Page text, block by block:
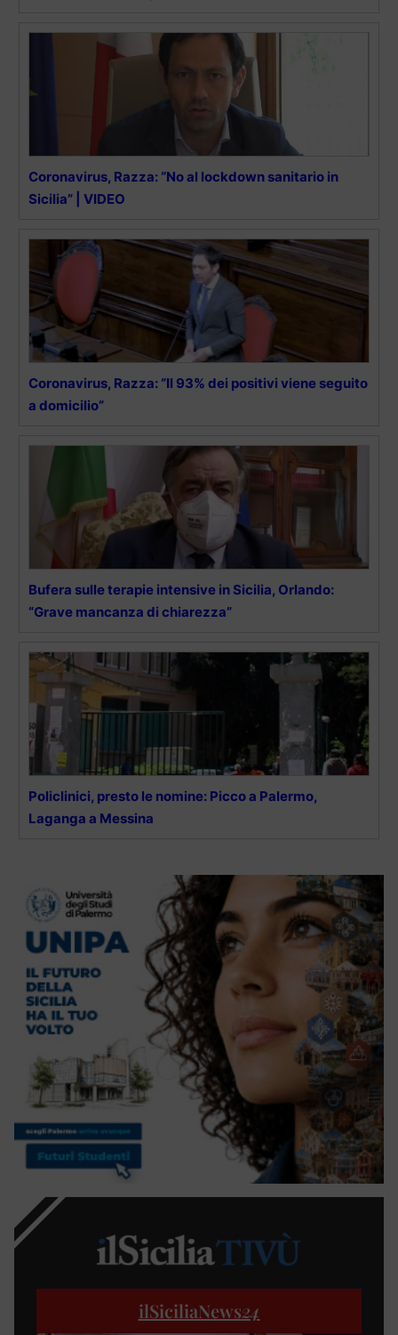
Coronavirus, Razza: “No al lockdown sanitario in
Sicilia” | VIDEO
Coronavirus, Razza: “Il 93% dei positivi viene seguito
a domicilio”
Bufera sulle terapie intensive in Sicilia, Orlando:
“Grave mancanza di chiarezza”
Policlinici, presto le nomine: Picco a Palermo,
Laganga a Messina
ilSiciliaNews24